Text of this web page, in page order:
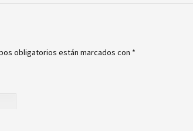
obligatorios están marcados con *